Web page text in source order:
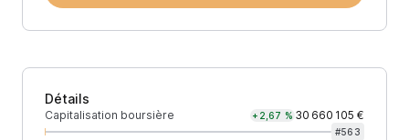
Détails
Capitalisation boursière +2,67 % 30 660 105 €
#563